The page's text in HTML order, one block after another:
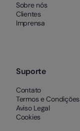
Sobre nós
Clientes
Imprensa
Suporte
Contato
Termos e Condições
Aviso Legal
Cookies